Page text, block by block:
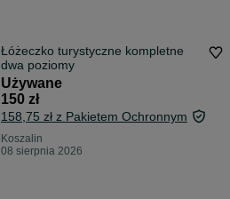
Łóżeczko turystyczne kompletne
dwa poziomy
Używane
150 zł
158,75 zł z Pakietem Ochronnym
Koszalin
08 sierpnia 2026